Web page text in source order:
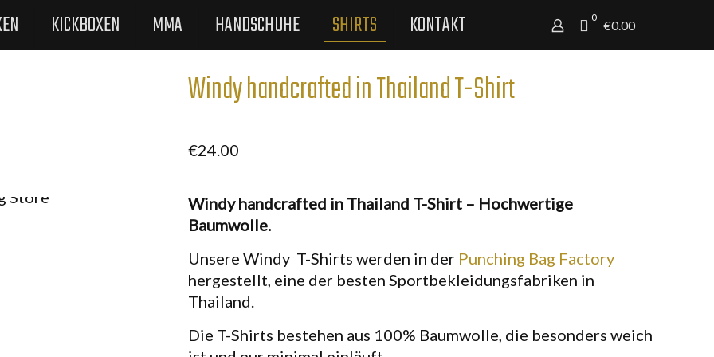
KICKBOXEN MMA HANDSCHUHE SHIRTS KONTAKT 0
€0.00
Windy handcrafted in Thailand T-Shirt
€24.00
Windy handcrafted in Thailand T-Shirt – Hochwertige
Baumwolle.
Unsere Windy T-Shirts werden in der Punching Bag Factory
hergestellt, eine der besten Sportbekleidungsfabriken in
Thailand.
Die T-Shirts bestehen aus 100% Baumwolle, die besonders weich